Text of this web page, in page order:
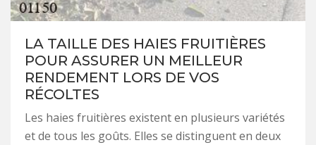
LA TAILLE DES HAIES FRUITIÈRES
POUR ASSURER UN MEILLEUR
RENDEMENT LORS DE VOS
RÉCOLTES
Les haies fruitières existent en plusieurs variétés
et de tous les goûts. Elles se distinguent en deux